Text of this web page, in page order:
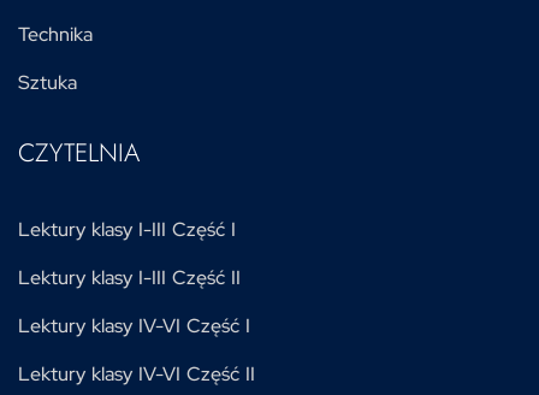
Technika
Sztuka
CZYTELNIA
Lektury klasy I-III Część I
Lektury klasy I-III Część II
Lektury klasy IV-VI Część I
Lektury klasy IV-VI Część II